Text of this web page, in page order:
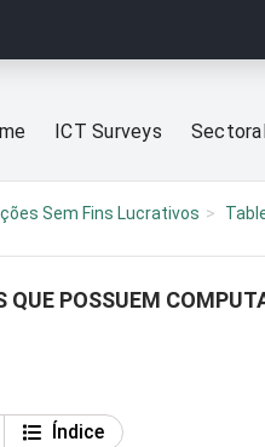
ICT Surveys
Sem Fins Lucrativos
POSSUEM
Índice